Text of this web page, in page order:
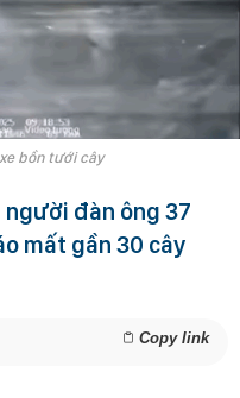
bồn tưới cây
người đàn ông 37
mất gần 30 cây
Copy link